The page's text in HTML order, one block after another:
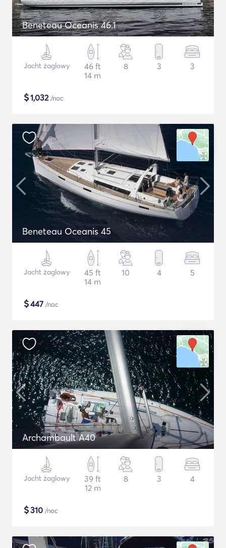
Beneteau Oceanis 46.1
Jacht żaglowy
46 ft
14 m
8 3 3
$1,032/noc
Beneteau Oceanis 45
Jacht żaglowy
45 ft
14 m
10 4 5
$447 /noc
Archambault A40
Jacht żaglowy
39 ft
12 m
8 3 4
$310 /noc